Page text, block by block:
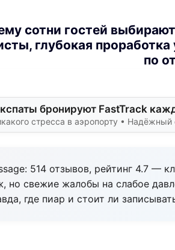
сотни гостей
глубокая проработка
по
бронируют FastTrack
стресса в аэропорту • Надёжный
514 отзывов, рейтинг 4.7 —
но свежие жалобы на слабое
где пиар и стоит ли